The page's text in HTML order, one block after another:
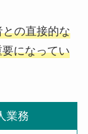
の直接的な
になってい
業務